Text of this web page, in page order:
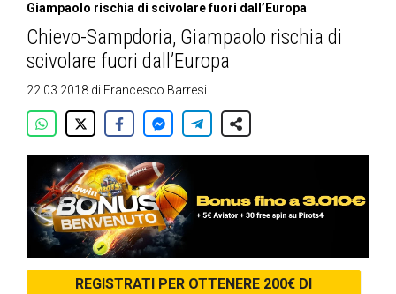
Giampaolo rischia di scivolare fuori dall’Europa
Chievo-Sampdoria, Giampaolo rischia di
scivolare fuori dall’Europa
22.03.2018 di Francesco Barresi
REGISTRATI PER OTTENERE 200€ DI